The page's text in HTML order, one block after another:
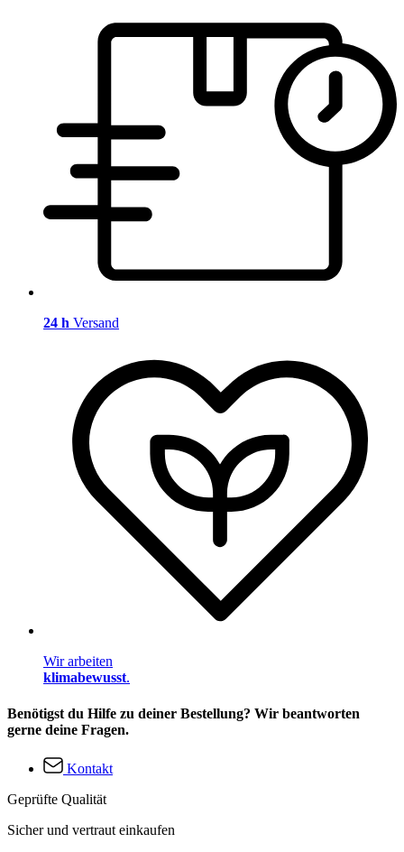
24 h Versand
Wir arbeiten
klimabewusst.
Benötigst du Hilfe zu deiner Bestellung? Wir beantworten
gerne deine Fragen.
Kontakt
Geprüfte Qualität
Sicher und vertraut einkaufen